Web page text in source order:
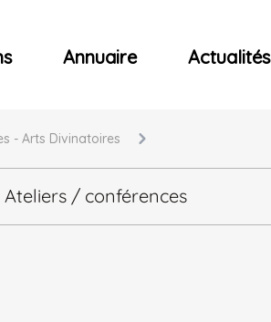
Annuaire Actualités
- Arts Divinatoires
Ateliers / conférences